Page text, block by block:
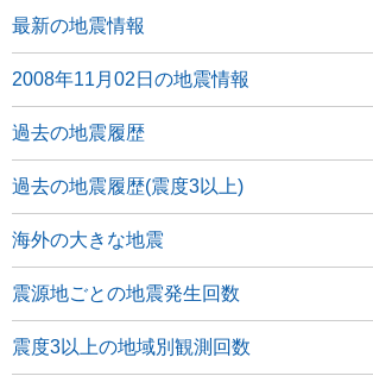
最新の地震情報
2008年11月02日の地震情報
過去の地震履歴
過去の地震履歴(震度3以上)
海外の大きな地震
震源地ごとの地震発生回数
震度3以上の地域別観測回数